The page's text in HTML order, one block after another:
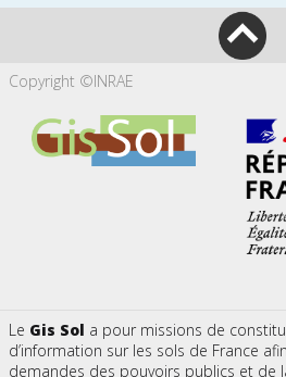
Copyright ©INRAE
Le Gis Sol a pour missions de
d’information sur les sols de France
demandes des pouvoirs publics et de